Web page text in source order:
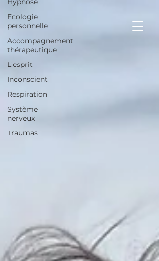
Hypnose
Ecologie
personnelle
Accompagnement
thérapeutique
L'esprit
Inconscient
Respiration
Système
nerveux
Traumas